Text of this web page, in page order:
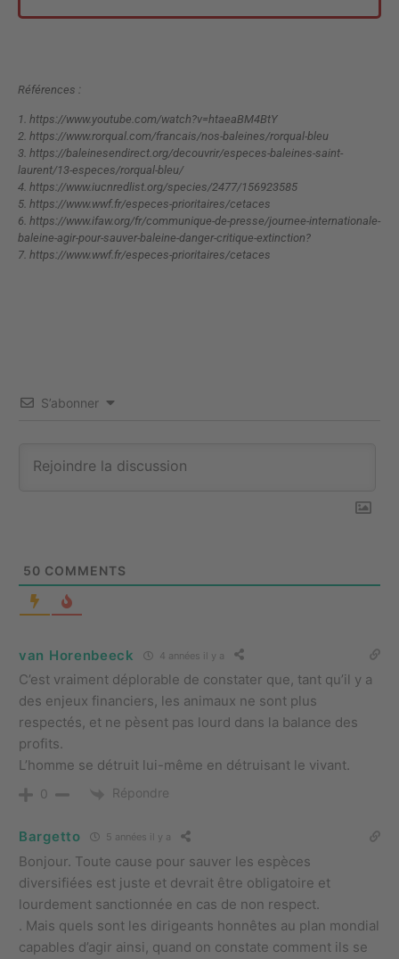
Références :
1. https://www.youtube.com/watch?v=htaeaBM4BtY
2. https://www.rorqual.com/francais/nos-baleines/rorqual-bleu
3. https://baleinesendirect.org/decouvrir/especes-baleines-saint-
laurent/13-especes/rorqual-bleu/
4. https://www.iucnredlist.org/species/2477/156923585
5. https://www.wwf.fr/especes-prioritaires/cetaces
6. https://www.ifaw.org/fr/communique-de-presse/journee-internationale-
baleine-agir-pour-sauver-baleine-danger-critique-extinction?
7. https://www.wwf.fr/especes-prioritaires/cetaces
S’abonner
50 COMMENTS
van Horenbeeck 4 années il y a
C’est vraiment déplorable de constater que, tant qu’il y a
des enjeux financiers, les animaux ne sont plus
respectés, et ne pèsent pas lourd dans la balance des
profits.
L’homme se détruit lui-même en détruisant le vivant.
0 Répondre
Bargetto 5 années il y a
Bonjour. Toute cause pour sauver les espèces
diversifiées est juste et devrait être obligatoire et
lourdement sanctionnée en cas de non respect.
. Mais quels sont les dirigeants honnêtes au plan mondial
capables d’agir ainsi, quand on constate comment ils se